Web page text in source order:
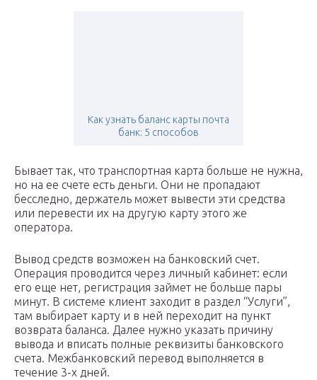
Как узнать баланс карты почта
банк: 5 способов
Бывает так, что транспортная карта больше не нужна,
но на ее счете есть деньги. Они не пропадают
бесследно, держатель может вывести эти средства
или перевести их на другую карту этого же
оператора.
Вывод средств возможен на банковский счет.
Операция проводится через личный кабинет: если
его еще нет, регистрация займет не больше пары
минут. В системе клиент заходит в раздел “Услуги”,
там выбирает карту и в ней переходит на пункт
возврата баланса. Далее нужно указать причину
вывода и вписать полные реквизиты банковского
счета. Межбанковский перевод выполняется в
течение 3-х дней.